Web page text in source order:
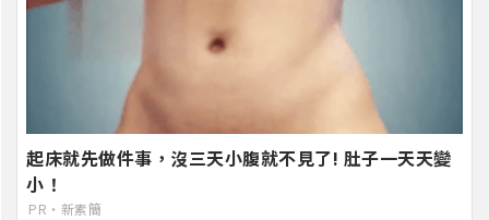
起床就先做件事，沒三天小腹就不見了! 肚子一天天變
小！
PR・新素簡